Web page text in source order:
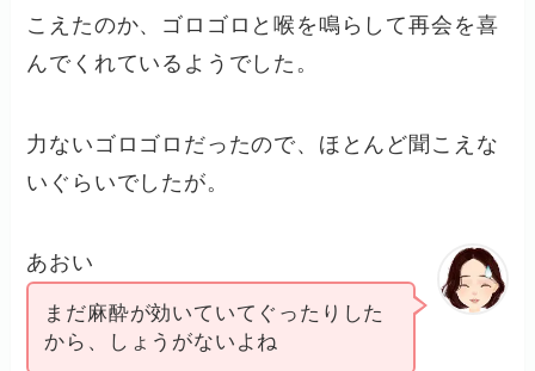
こえたのか、ゴロゴロと喉を鳴らして再会を喜
んでくれているようでした。
力ないゴロゴロだったので、ほとんど聞こえな
いぐらいでしたが。
あおい
まだ麻酔が効いていてぐったりした
から、しょうがないよね